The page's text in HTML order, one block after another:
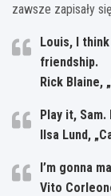
zawsze zapisały
Louis, I
friendship.
Rick Blaine,
Play it, Sam.
Ilsa Lund,
I’m gonna
Vito